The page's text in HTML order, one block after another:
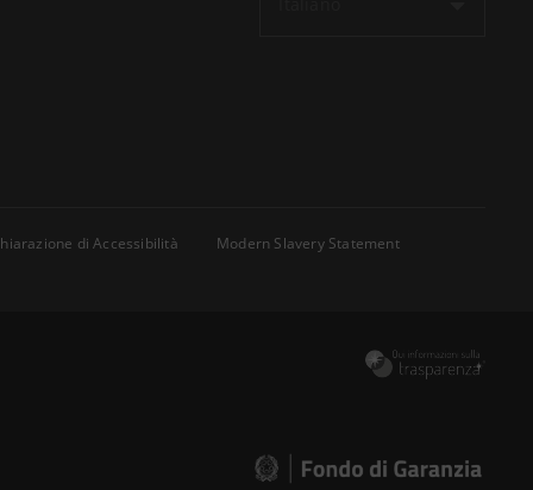
di Accessibilità
Modern Slavery Statement